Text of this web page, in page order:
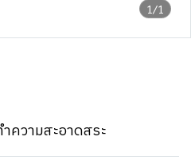
1/1
วามสะอาดสระ